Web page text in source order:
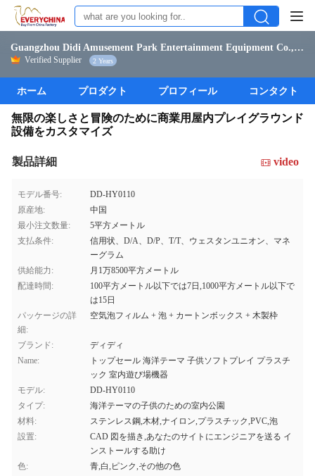
Guangzhou Didi Amusement Park Entertainment Equipment Co., Ltd.
Verified Supplier 2 Years
ホーム プロダクト プロフィール コンタクト
無限の楽しさと冒険のために商業用屋内プレイグラウンド
設備をカスタマイズ
製品詳細 video
モデル番号:
DD-HY0110
原産地:
中国
最小注文数量:
5平方メートル
支払条件:
信用状、D/A、D/P、T/T、ウェスタンユニオン、マネ
ーグラム
供給能力:
月1万8500平方メートル
配達時間:
100平方メートル以下では7日,1000平方メートル以下で
は15日
パッケージの詳
細:
空気泡フィルム + 泡 + カートンボックス + 木製枠
ブランド:
ディディ
Name:
トップセール 海洋テーマ 子供ソフトプレイ プラスチ
ック 室内遊び場機器
モデル:
DD-HY0110
タイプ:
海洋テーマの子供のための室内公園
材料:
ステンレス鋼,木材,ナイロン,プラスチック,PVC,泡
設置:
CAD 図を描き,あなたのサイトにエンジニアを送る イ
ンストールする助け
色:
青,白,ピンク,その他の色